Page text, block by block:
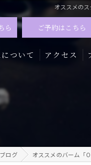
オススメの
ら ご予約はこちら
ついて アクセス
ブログ オススメのバーム「O